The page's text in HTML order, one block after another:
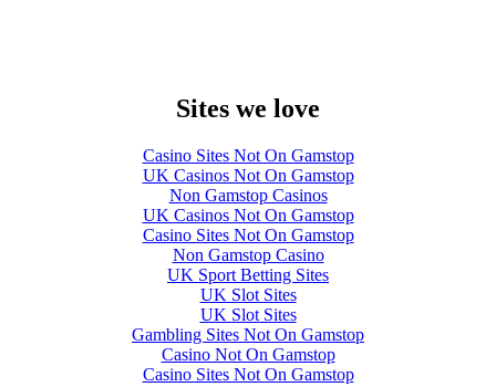
Sites we love
Casino Sites Not On Gamstop
UK Casinos Not On Gamstop
Non Gamstop Casinos
UK Casinos Not On Gamstop
Casino Sites Not On Gamstop
Non Gamstop Casino
UK Sport Betting Sites
UK Slot Sites
UK Slot Sites
Gambling Sites Not On Gamstop
Casino Not On Gamstop
Casino Sites Not On Gamstop